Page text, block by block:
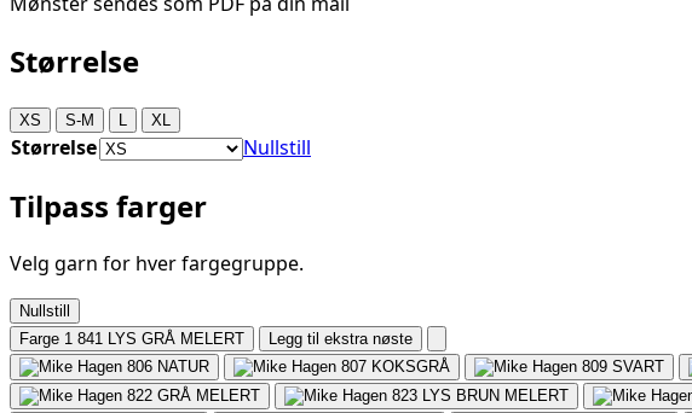
Størrelse
XS S-M XL
Størrelse Nullstill
Tilpass farger
Velg garn for hver fargegruppe.
Nullstill
Farge 1 841 LYS GRÅ MELERT
Legg til ekstra nøste
806 NATUR 807 KOKSGRÅ 809 SVART
822 GRÅ MELERT 823 LYS BRUN MELERT